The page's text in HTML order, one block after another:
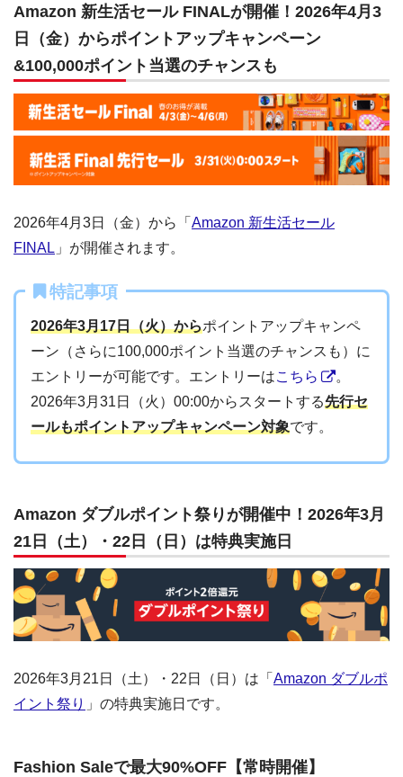
Amazon 新生活セール FINALが開催！2026年4月3
日（金）からポイントアップキャンペーン
&100,000ポイント当選のチャンスも
2026年4月3日（金）から「 Amazon 新生活セール
FINAL 」が開催されます。
特記事項
2026年3月17日（火）からポイントアップキャンペ
ーン（さらに100,000ポイント当選のチャンスも）に
エントリーが可能です。エントリーはこちら
。
2026年3月31日（火）00:00からスタートする先行セ
ールもポイントアップキャンペーン対象です。
Amazon ダブルポイント祭りが開催中！2026年3月
21日（土）・22日（日）は特典実施日
2026年3月21日（土）・22日（日）は「 Amazon ダブルポ
イント祭り 」の特典実施日です。
Fashion Saleで最大90%OFF【常時開催】